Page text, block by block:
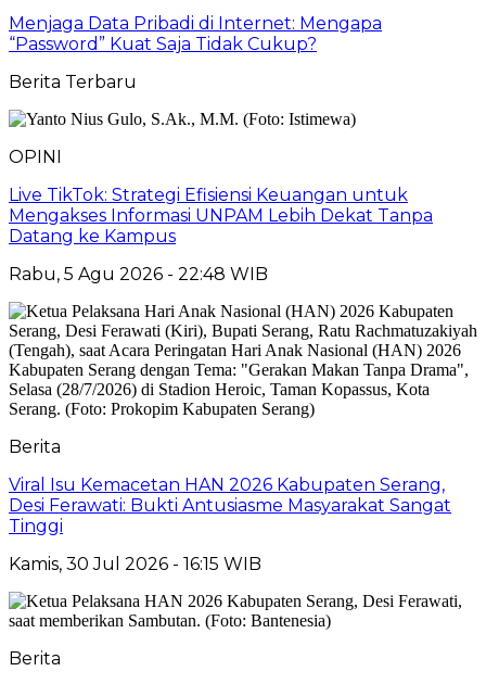
Menjaga Data Pribadi di Internet: Mengapa
“Password” Kuat Saja Tidak Cukup?
Berita Terbaru
OPINI
Live TikTok: Strategi Efisiensi Keuangan untuk
Mengakses Informasi UNPAM Lebih Dekat Tanpa
Datang ke Kampus
Rabu, 5 Agu 2026 - 22:48 WIB
Berita
Viral Isu Kemacetan HAN 2026 Kabupaten Serang,
Desi Ferawati: Bukti Antusiasme Masyarakat Sangat
Tinggi
Kamis, 30 Jul 2026 - 16:15 WIB
Berita